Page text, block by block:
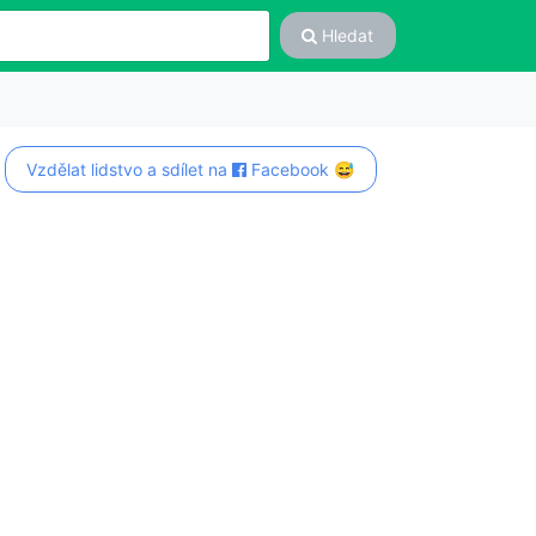
Hledat
Vzdělat lidstvo a sdílet na Facebook 😅